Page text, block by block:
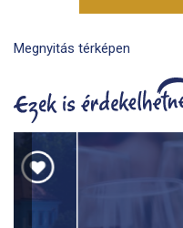
Megnyitás térképen